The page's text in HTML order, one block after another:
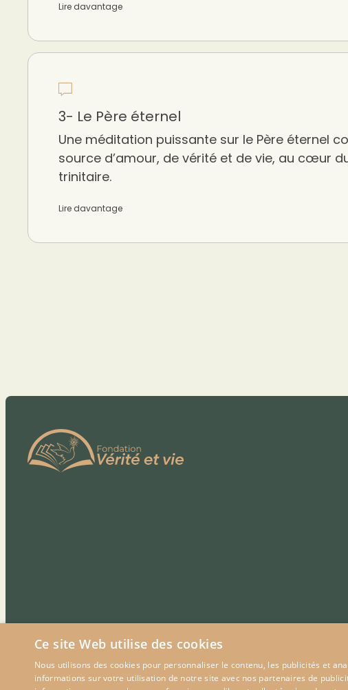
Lire davantage
3- Le Père éternel
Une méditation puissante sur le Père éternel
source d’amour, de vérité et de vie, au cœur
trinitaire.
Lire davantage
©2026Fondation Verité et Vie. Tous droits réservés.
Ce site Web utilise des cookies
Nous utilisons des cookies pour personnaliser le contenu, les publicités et
informations sur votre utilisation de notre site avec nos partenaires de